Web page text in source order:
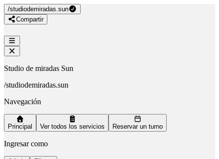
/studiodemiradas.sun
Compartir
Studio de miradas Sun
/studiodemiradas.sun
Navegación
Principal Ver todos los servicios Reservar un turno
Ingresar como